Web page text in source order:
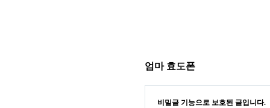
엄마 효도폰
비밀글 기능으로 보호된 글입니다.